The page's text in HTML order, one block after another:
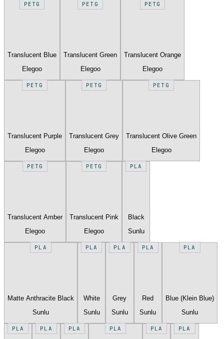
PETG
Translucent Blue
Elegoo
PETG
Translucent Green
Elegoo
PETG
Translucent Orange
Elegoo
PETG
Translucent Purple
Elegoo
PETG
Translucent Grey
Elegoo
PETG
Translucent Olive Green
Elegoo
PETG
Translucent Amber
Elegoo
PETG
Translucent Pink
Elegoo
PLA
Black
Sunlu
PLA
Matte Anthracite Black
Sunlu
PLA
White
Sunlu
PLA
Grey
Sunlu
PLA
Red
Sunlu
PLA
Blue (Klein Blue)
Sunlu
PLA PLA PLA PLA PLA PLA